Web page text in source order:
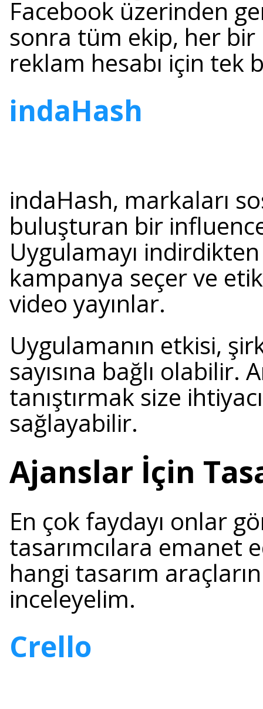
Facebook üzerinden
sonra tüm ekip, her bir
reklam hesabı için tek
indaHash
indaHash, markaları
buluşturan bir
Uygulamayı
kampanya seçer ve
video yayınlar.
Uygulamanın etkisi,
sayısına bağlı olabilir.
tanıştırmak size
sağlayabilir.
Ajanslar İçin
En çok faydayı onlar
tasarımcılara emanet
hangi tasarım
inceleyelim.
Crello